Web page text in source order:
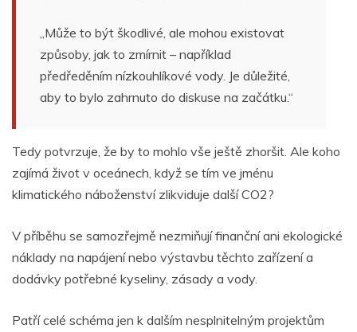
„Může to být škodlivé, ale mohou existovat
způsoby, jak to zmírnit – například
předředěním nízkouhlíkové vody. Je důležité,
aby to bylo zahrnuto do diskuse na začátku.“
Tedy potvrzuje, že by to mohlo vše ještě zhoršit. Ale koho
zajímá život v oceánech, když se tím ve jménu
klimatického náboženství zlikviduje další CO2?
V příběhu se samozřejmě nezmiňují finanční ani ekologické
náklady na napájení nebo výstavbu těchto zařízení a
dodávky potřebné kyseliny, zásady a vody.
Patří celé schéma jen k dalším nesplnitelným projektům